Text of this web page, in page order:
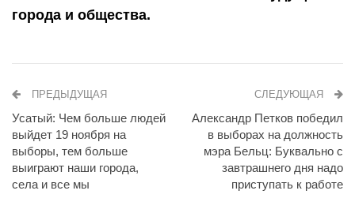
города и общества.
ПРЕДЫДУЩАЯ
Усатый: Чем больше людей
выйдет 19 ноября на
выборы, тем больше
выиграют наши города,
села и все мы
СЛЕДУЮЩАЯ
Александр Петков победил
в выборах на должность
мэра Бельц: Буквально с
завтрашнего дня надо
приступать к работе